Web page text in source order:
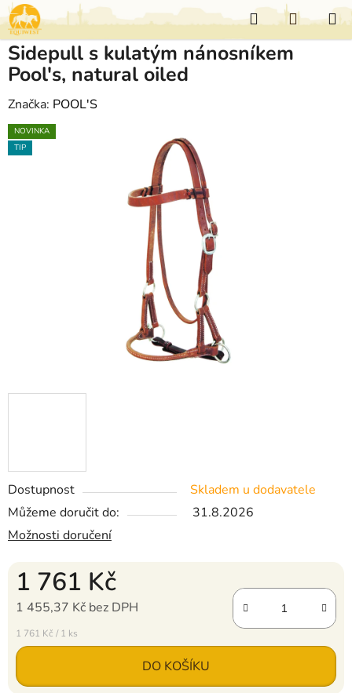
Přejít
na
obsah
Hledat
KOŠÍK
Dostupnost
Skladem u dodavatele
Můžeme doručit do:
31.8.2026
Možnosti doručení
1 761 Kč
1 455,37 Kč bez DPH
Měrná cena:
1 761 Kč / 1 ks
DO KOŠÍKU
Sidepull s kulatým nánosníkem
Pool's, natural oiled
Značka: POOL'S
NOVINKA
TIP